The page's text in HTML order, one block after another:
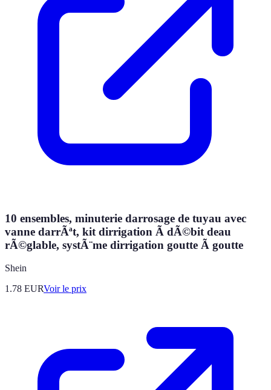
10 ensembles, minuterie darrosage de tuyau avec
vanne darrÃªt, kit dirrigation Ã dÃ©bit deau
rÃ©glable, systÃ¨me dirrigation goutte Ã goutte
Shein
1.78 EURVoir le prix